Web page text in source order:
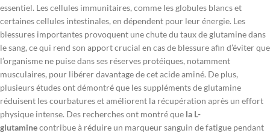
essentiel. Les cellules immunitaires, comme les globules blancs et
certaines cellules intestinales, en dépendent pour leur énergie. Les
blessures importantes provoquent une chute du taux de glutamine dans
le sang, ce qui rend son apport crucial en cas de blessure afin d’éviter que
l’organisme ne puise dans ses réserves protéiques, notamment
musculaires, pour libérer davantage de cet acide aminé. De plus,
plusieurs études ont démontré que les suppléments de glutamine
réduisent les courbatures et améliorent la récupération après un effort
physique intense. Des recherches ont montré que la L-
glutaminecontribue à réduire un marqueur sanguin de fatigue pendant